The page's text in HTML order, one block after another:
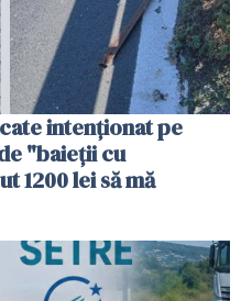
intenționat pe
"baieții cu
1200 lei să mă